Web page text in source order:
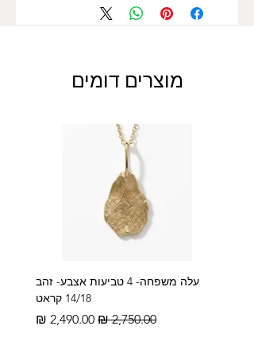
הפתעה מיוחדת ליום האם/יום האישה
דינר עיצוב תכשיטים
מוצרים דומים
עלה משפחה- 4 טביעות אצבע- זהב
14/18 קראט
מחיר רגיל מחיר מבצע